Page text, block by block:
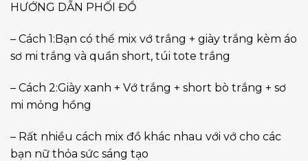
HƯỚNG DẪN PHỐI ĐỒ
– Cách 1:Bạn có thể mix vớ trắng + giày trắng kèm áo
sơ mi trắng và quần short, túi tote trắng
– Cách 2:Giày xanh + Vớ trắng + short bò trắng + sơ
mi mỏng hồng
– Rất nhiều cách mix đồ khác nhau với vớ cho các
bạn nữ thỏa sức sáng tạo